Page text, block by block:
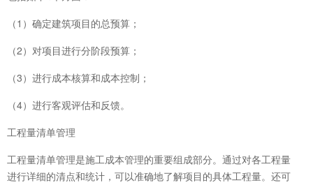
（1）确定建筑项目的总预算；
（2）对项目进行分阶段预算；
（3）进行成本核算和成本控制；
（4）进行客观评估和反馈。
工程量清单管理
工程量清单管理是施工成本管理的重要组成部分。通过对各工程量
进行详细的清点和统计，可以准确地了解项目的具体工程量。还可